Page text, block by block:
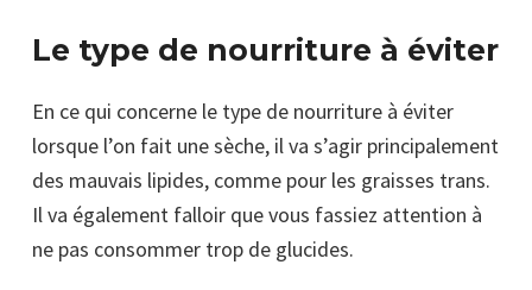
Le type de nourriture à éviter
En ce qui concerne le type de nourriture à éviter
lorsque l’on fait une sèche, il va s’agir principalement
des mauvais lipides, comme pour les graisses trans.
Il va également falloir que vous fassiez attention à
ne pas consommer trop de glucides.